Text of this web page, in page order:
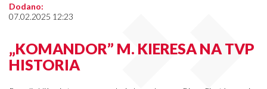
Dodano:
07.02.2025 12:23
„KOMANDOR” M. KIERESA NA TVP
HISTORIA